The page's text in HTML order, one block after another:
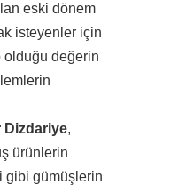
eski dönem
isteyenler için
olduğu değerin
Dizdariye,
ürünlerin
gibi gümüşlerin